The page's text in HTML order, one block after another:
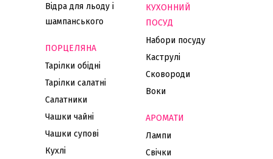
Відра для льоду і
шампанського
ПОРЦЕЛЯНА
Тарілки обідні
Тарілки салатні
Салатники
Чашки чайні
Чашки супові
Кухлі
КУХОННИЙ
ПОСУД
Набори посуду
Каструлі
Сковороди
Воки
АРОМАТИ
Лампи
Свічки